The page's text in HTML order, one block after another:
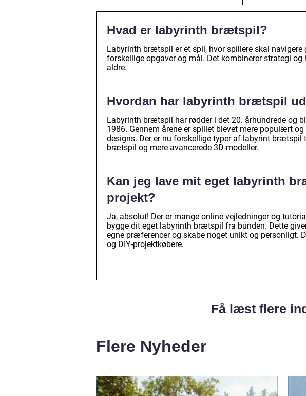
Hvad er labyrinth brætspil?
Labyrinth brætspil er et spil, hvor spillere skal
forskellige opgaver og mål. Det kombinerer strategi
aldre.
Hvordan har labyrinth brætspil
Labyrinth brætspil har rødder i det 20. århundrede og
1986. Gennem årene er spillet blevet mere populært
designs. Der er nu forskellige typer af labyrint
brætspil og mere avancerede 3D-modeller.
Kan jeg lave mit eget labyrinth
projekt?
Ja, absolut! Der er mange online vejledninger og
bygge dit eget labyrinth brætspil fra bunden. Dette
egne præferencer og skabe noget unikt og personligt.
og DIY-projektkøbere.
Få læst flere
Flere Nyheder